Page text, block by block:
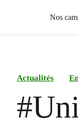
Nos
Actualités